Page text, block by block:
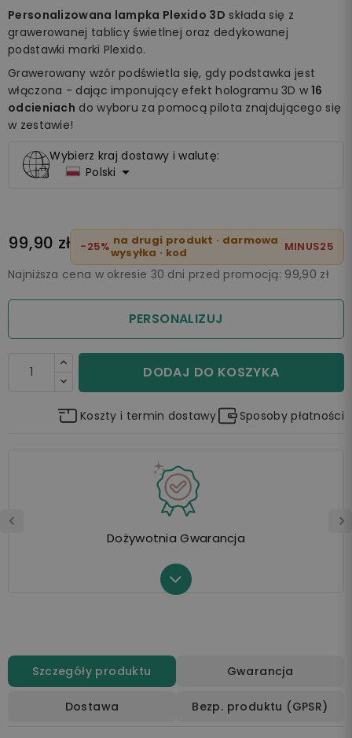
Personalizowana lampka Plexido 3D składa się z
grawerowanej tablicy świetlnej oraz dedykowanej
podstawki marki Plexido.
Grawerowany wzór podświetla się, gdy podstawka jest
włączona - dając imponujący efekt hologramu 3D w 16
odcieniach do wyboru za pomocą pilota znajdującego się
w zestawie!
Wybierz kraj dostawy i walutę:
Polski 
99,90 zł -25% na drugi produkt · darmowa
wysyłka · kod
MINUS25
Najniższa cena w okresie 30 dni przed promocją: 99,90 zł
PERSONALIZUJ
DODAJ DO KOSZYKA
Koszty i termin dostawy Sposoby płatności
Dożywotnia Gwarancja
Szczegóły produktu Gwarancja
Dostawa Bezp. produktu (GPSR)